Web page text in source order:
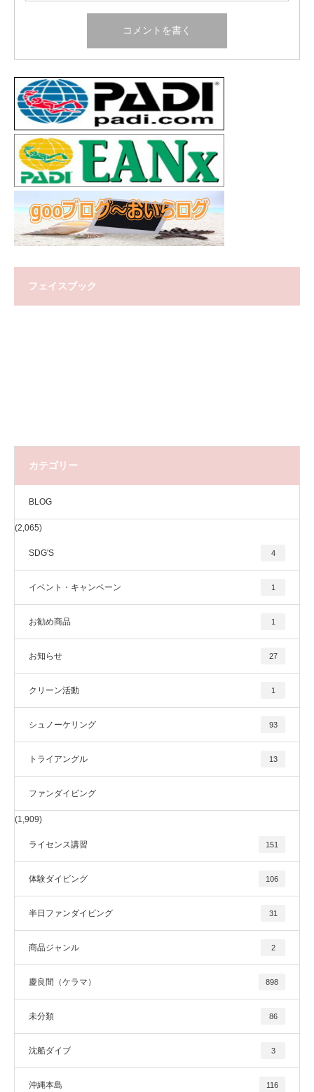
フェイスブック
カテゴリー
BLOG
(2,065)
SDG'S 4
イベント・キャンペーン 1
お勧め商品 1
お知らせ 27
クリーン活動 1
シュノーケリング 93
トライアングル 13
ファンダイビング
(1,909)
ライセンス講習 151
体験ダイビング 106
半日ファンダイビング 31
商品ジャンル 2
慶良間（ケラマ） 898
未分類 86
沈船ダイブ 3
沖縄本島 116